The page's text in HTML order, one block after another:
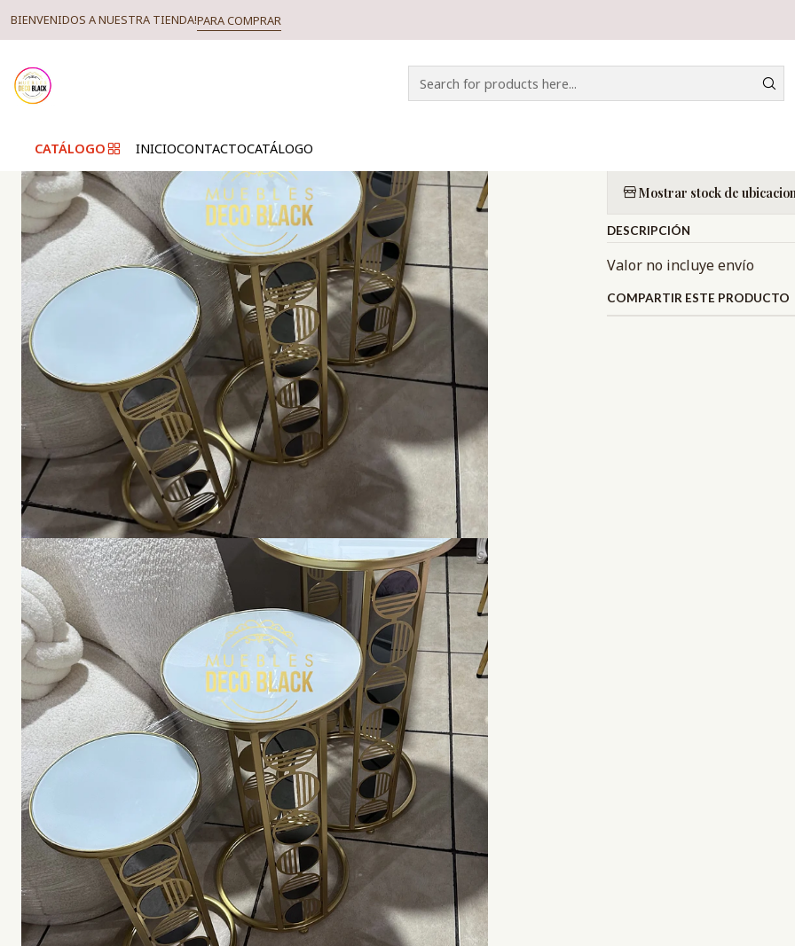
CATÁLOGO INICIOCONTACTOCATÁLOGO
BIENVENIDOS A NUESTRA TIENDA!PARA COMPRAR
SET DE
Mostrar stock de
DESCRIPCIÓN
Valor no incluye envío
COMPARTIR ESTE PRODUCTO